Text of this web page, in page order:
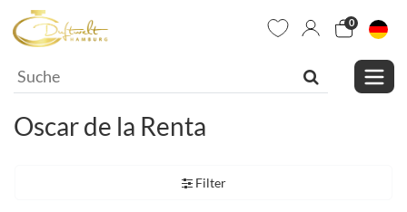
0
Oscar de la Renta
Filter